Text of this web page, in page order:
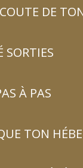
DE
SORTIES
À PAS
TON